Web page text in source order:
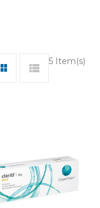
5 Item(s)